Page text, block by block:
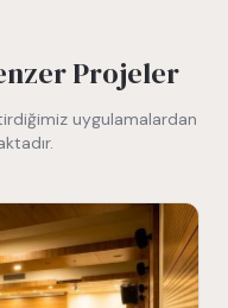
Projeler
uygulamalardan